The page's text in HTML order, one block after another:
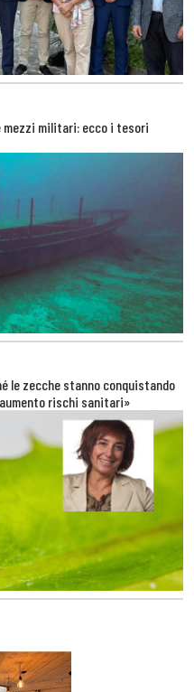
mezzi militari: ecco i tesori
le zecche stanno conquistando
aumento rischi sanitari»